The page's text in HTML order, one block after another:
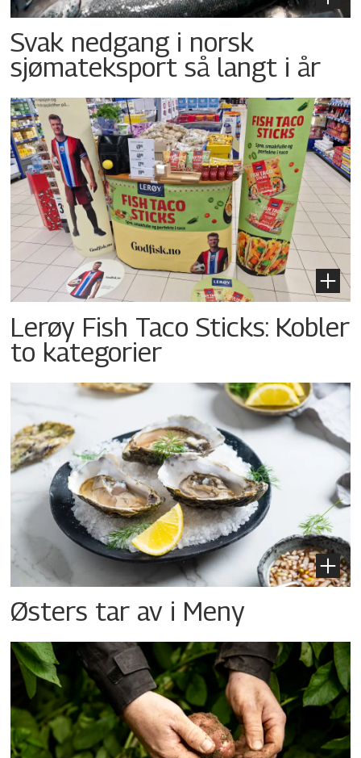
Svak nedgang i norsk
sjømateksport så langt i år
Lerøy Fish Taco Sticks: Kobler
to kategorier
Østers tar av i Meny